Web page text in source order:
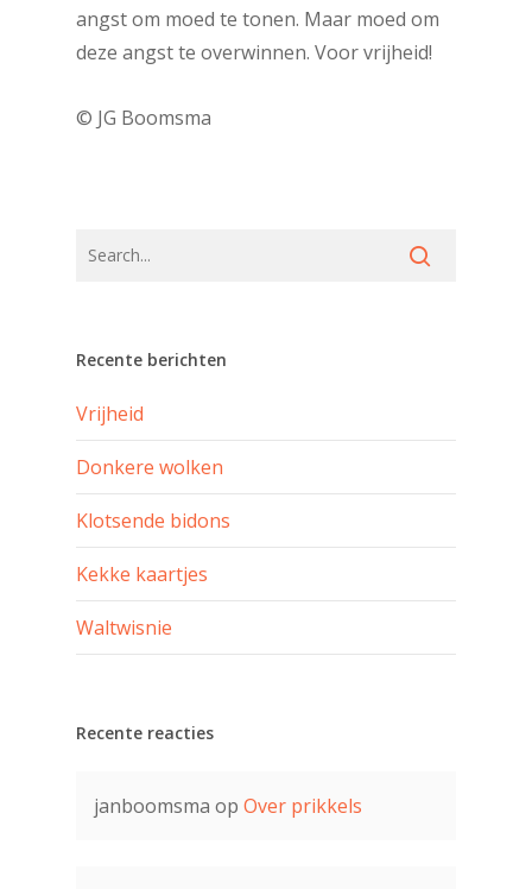
angst om moed te tonen. Maar moed om
deze angst te overwinnen. Voor vrijheid!
© JG Boomsma
Recente berichten
Vrijheid
Donkere wolken
Klotsende bidons
Kekke kaartjes
Waltwisnie
Recente reacties
janboomsma op Over prikkels